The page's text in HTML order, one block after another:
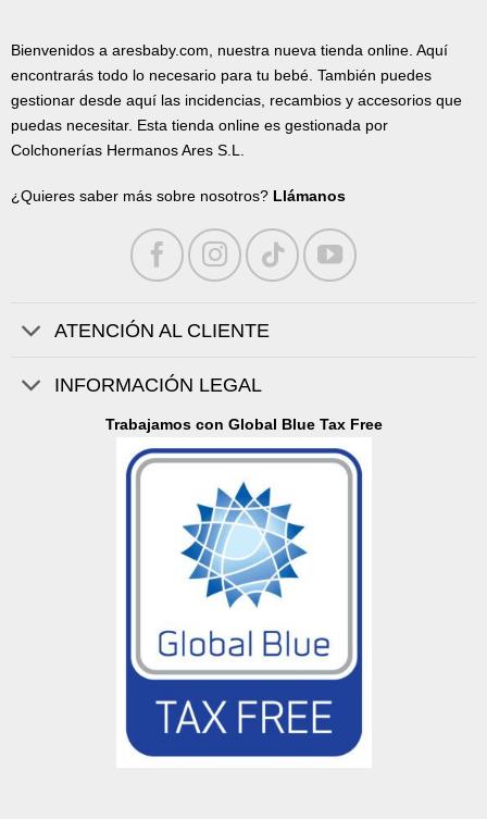
Bienvenidos a aresbaby.com, nuestra nueva tienda online. Aquí
encontrarás todo lo necesario para tu bebé. También puedes
gestionar desde aquí las incidencias, recambios y accesorios que
puedas necesitar. Esta tienda online es gestionada por
Colchonerías Hermanos Ares S.L.
¿Quieres saber más sobre nosotros? Llámanos
ATENCIÓN AL CLIENTE
INFORMACIÓN LEGAL
Trabajamos con Global Blue Tax Free